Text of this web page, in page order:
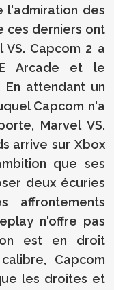
l'admiration des
ces derniers ont
Capcom 2 a
Arcade et le
En attendant un
Capcom n'a
Marvel VS.
arrive sur Xbox
que ses
deux écuries
affrontements
n'offre pas
est en droit
Capcom
les droites et